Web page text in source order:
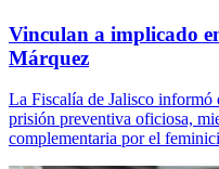
Vinculan a implicado
Márquez
La Fiscalía de Jalisco
prisión preventiva oficiosa,
complementaria por el